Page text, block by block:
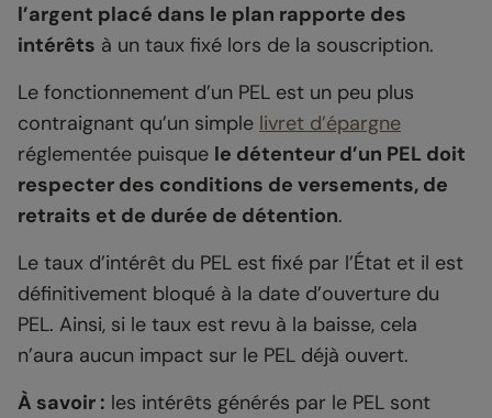
l’argent placé dans le plan rapporte des
intérêts à un taux fixé lors de la souscription.
Le fonctionnement d’un PEL est un peu plus
contraignant qu’un simple livret d’épargne
réglementée puisque le détenteur d’un PEL doit
respecter des conditions de versements, de
retraits et de durée de détention.
Le taux d’intérêt du PEL est fixé par l’État et il est
définitivement bloqué à la date d’ouverture du
PEL. Ainsi, si le taux est revu à la baisse, cela
n’aura aucun impact sur le PEL déjà ouvert.
À savoir : les intérêts générés par le PEL sont